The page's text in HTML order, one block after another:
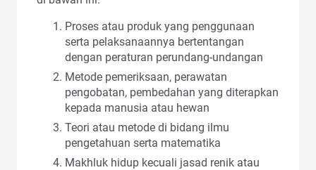
Proses atau produk yang penggunaan
serta pelaksanaannya bertentangan
dengan peraturan perundang-undangan
Metode pemeriksaan, perawatan
pengobatan, pembedahan yang diterapkan
kepada manusia atau hewan
Teori atau metode di bidang ilmu
pengetahuan serta matematika
Makhluk hidup kecuali jasad renik atau